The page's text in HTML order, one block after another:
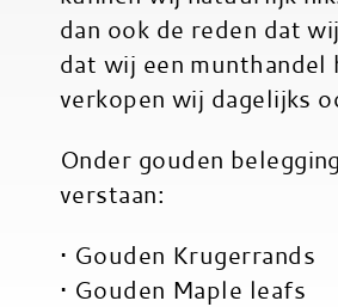
dan ook de reden dat
dat wij een munthandel
verkopen wij dagelijks
Onder gouden
verstaan:
• Gouden Krugerrands
• Gouden Maple leafs